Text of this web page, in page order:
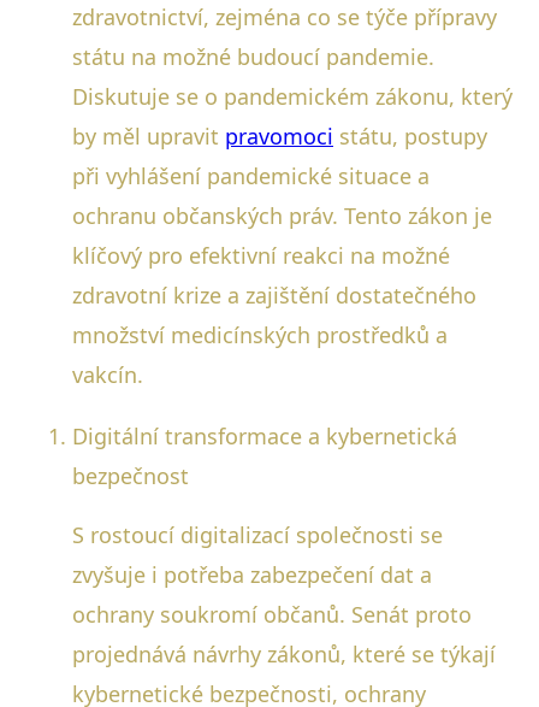
zdravotnictví, zejména co se týče přípravy
státu na možné budoucí pandemie.
Diskutuje se o pandemickém zákonu, který
by měl upravit pravomoci státu, postupy
při vyhlášení pandemické situace a
ochranu občanských práv. Tento zákon je
klíčový pro efektivní reakci na možné
zdravotní krize a zajištění dostatečného
množství medicínských prostředků a
vakcín.
Digitální transformace a kybernetická
bezpečnost
S rostoucí digitalizací společnosti se
zvyšuje i potřeba zabezpečení dat a
ochrany soukromí občanů. Senát proto
projednává návrhy zákonů, které se týkají
kybernetické bezpečnosti, ochrany